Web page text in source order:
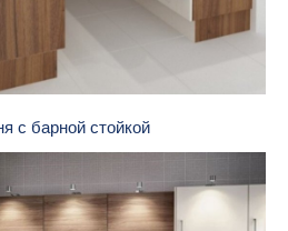
с барной стойкой